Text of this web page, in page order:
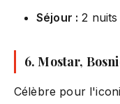
Séjour : 2 nuits
6. Mostar,
Célèbre pour